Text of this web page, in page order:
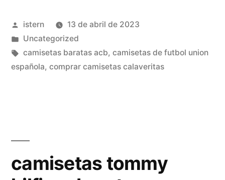
Publicado
por
istern
13 de abril de 2023
Publicado
en
Uncategorized
Etiquetas:
camisetas baratas acb, camisetas de futbol union
española, comprar camisetas calaveritas
camisetas tommy